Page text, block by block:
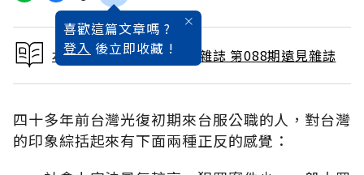
喜歡這篇文章嗎 ?
登入 後立即收藏 !
本文出自 1993 / 10月號雜誌 第088期遠見雜誌
四十多年前台灣光復初期來台服公職的人，對台灣
的印象綜括起來有下面兩種正反的感覺：